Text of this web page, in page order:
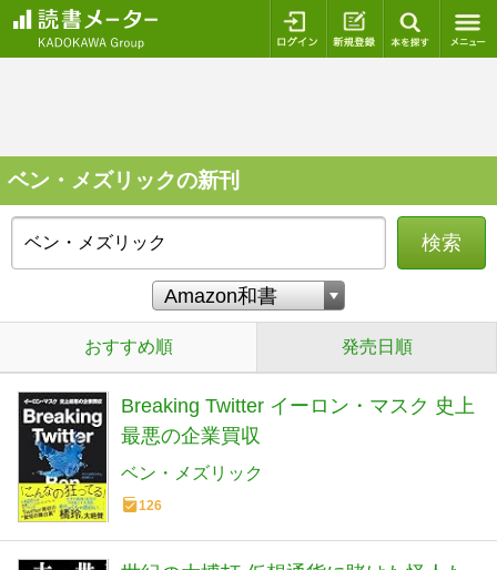
ログイン 新規登録
ベン・メズリックの新刊
検索
おすすめ順 発売日順
Breaking Twitter イーロン・マスク 史上
最悪の企業買収
ベン・メズリック
126